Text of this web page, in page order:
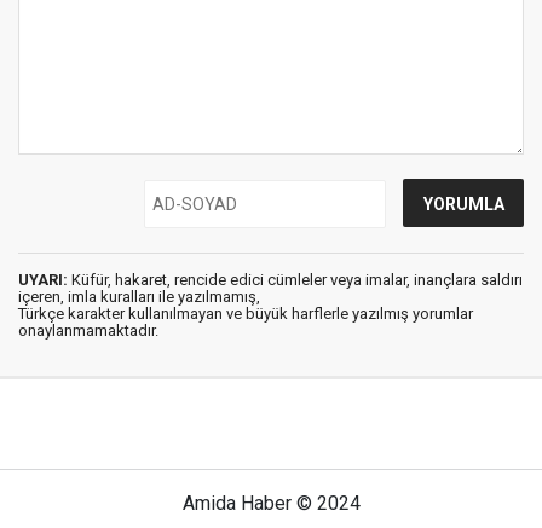
UYARI: Küfür, hakaret, rencide edici cümleler veya imalar, inançlara saldırı
içeren, imla kuralları ile yazılmamış,
Türkçe karakter kullanılmayan ve büyük harflerle yazılmış yorumlar
onaylanmamaktadır.
Amida Haber © 2024